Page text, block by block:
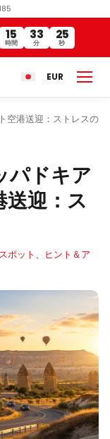
15
時間
33
分
24
秒
EUR
空港送迎：ストレスの
パドキア
迎：ス
ポット、ヒント＆ア